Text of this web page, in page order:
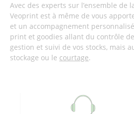
Avec des experts sur l’ensemble de
Veoprint est à même de vous
et un accompagnement
print et goodies allant du contrôle
gestion et suivi de vos stocks, mais
stockage ou le courtage.